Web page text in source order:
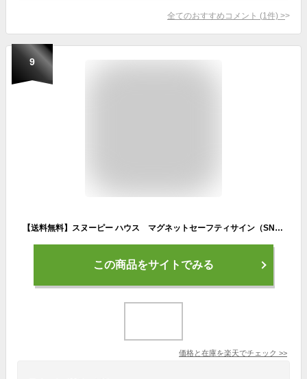
全てのおすすめコメント (1 件) >
9
【送料無料】スヌーピー ハウス マグネットセーフティサイン（SN54） SNOOPY/BABYINCAR/カー用品/ベビーインカー/明邦/ギフト/プレゼント/雑貨/グッズ/かわいい/おしゃれ/キャラクター/車/便利/インテリア/赤ちゃん/子供
この商品をサイトでみる
価格と在庫を楽天でチェック >>